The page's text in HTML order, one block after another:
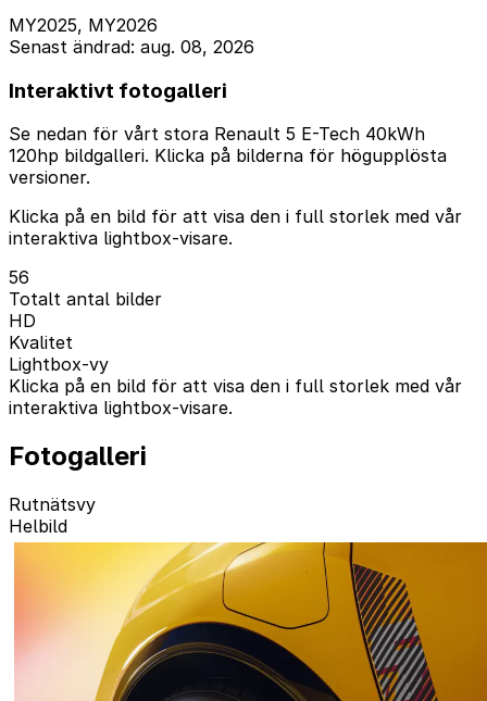
MY2025, MY2026
Senast ändrad: aug. 08, 2026
Interaktivt fotogalleri
Se nedan för vårt stora Renault 5 E-Tech 40kWh
120hp bildgalleri. Klicka på bilderna för högupplösta
versioner.
Klicka på en bild för att visa den i full storlek med vår
interaktiva lightbox-visare.
56
Totalt antal bilder
HD
Kvalitet
Lightbox-vy
Klicka på en bild för att visa den i full storlek med vår
interaktiva lightbox-visare.
Fotogalleri
Rutnätsvy
Helbild